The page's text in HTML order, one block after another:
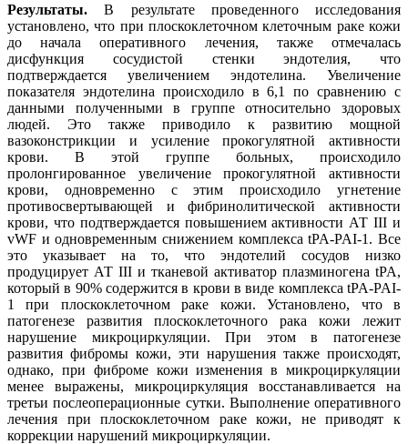
Результаты. В результате проведенного исследования
установлено, что при плоскоклеточном клеточным раке кожи
до начала оперативного лечения, также отмечалась
дисфункция сосудистой стенки эндотелия, что
подтверждается увеличением эндотелина. Увеличение
показателя эндотелина происходило в 6,1 по сравнению с
данными полученными в группе относительно здоровых
людей. Это также приводило к развитию мощной
вазоконстрикции и усиление прокогулятной активности
крови. В этой группе больных, происходило
пролонгированное увеличение прокогулятной активности
крови, одновременно с этим происходило угнетение
противосвертывающей и фибринолитической активности
крови, что подтверждается повышением активности АТ III и
vWF и одновременным снижением комплекса tPA-PAI-1. Все
это указывает на то, что эндотелий сосудов низко
продуцирует АТ III и тканевой активатор плазминогена tPA,
который в 90% содержится в крови в виде комплекса tPA-PAI-
1 при плоскоклеточном раке кожи. Установлено, что в
патогенезе развития плоскоклеточного рака кожи лежит
нарушение микроциркуляции. При этом в патогенезе
развития фибромы кожи, эти нарушения также происходят,
однако, при фиброме кожи изменения в микроциркуляции
менее выражены, микроциркуляция восстанавливается на
третьи послеоперационные сутки. Выполнение оперативного
лечения при плоскоклеточном раке кожи, не приводят к
коррекции нарушений микроциркуляции.